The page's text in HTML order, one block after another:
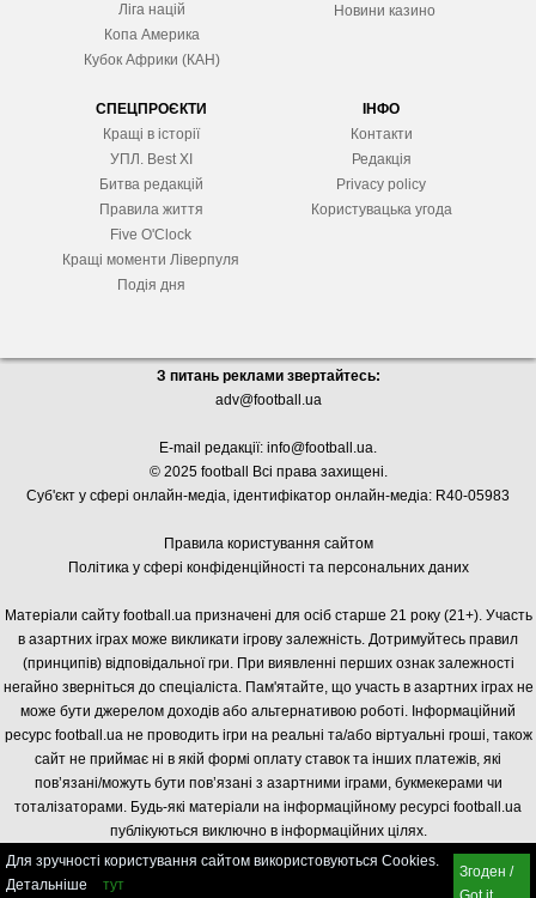
Ліга націй
Копа Америка
Кубок Африки (КАН)
Новини казино
СПЕЦПРОЄКТИ
Кращі в історії
УПЛ. Best XІ
Битва редакцій
Правила життя
Five O'Clock
Кращі моменти Ліверпуля
Подія дня
ІНФО
Контакти
Редакція
Privacy policy
Користувацька угода
З питань реклами звертайтесь:
adv@football.ua
E-mail редакції: info@football.ua.
© 2025 football Всі права захищені.
Суб'єкт у сфері онлайн-медіа, ідентифікатор онлайн-медіа: R40-05983
Правила користування сайтом
Політика у сфері конфіденційності та персональних даних
Матеріали сайту football.ua призначені для осіб старше 21 року (21+). Участь
в азартних іграх може викликати ігрову залежність. Дотримуйтесь правил
(принципів) відповідальної гри. При виявленні перших ознак залежності
негайно зверніться до спеціаліста. Пам'ятайте, що участь в азартних іграх не
може бути джерелом доходів або альтернативою роботі. Інформаційний
ресурс football.ua не проводить ігри на реальні та/або віртуальні гроші, також
сайт не приймає ні в якій формі оплату ставок та інших платежів, які
пов’язані/можуть бути пов’язані з азартними іграми, букмекерами чи
тоталізаторами. Будь-які матеріали на інформаційному ресурсі football.ua
публікуються виключно в інформаційних цілях.
Для зручності користування сайтом використовуються Cookies.
Детальніше
тут
Згоден /